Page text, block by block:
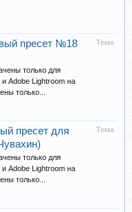
Тема
пресет №18
только для
Adobe Lightroom на
только...
Тема
пресет для
только для
Adobe Lightroom на
только...